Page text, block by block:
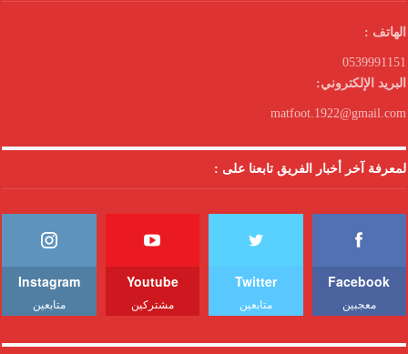
الهاتف :
0539991151
البريد الإلكتروني:
matfoot.1922@gmail.com
لمعرفة آخر أخبار الفريق تابعنا على :
Facebook
معجبين
Twitter
متابعين
Youtube
مشتركين
Instagram
متابعين